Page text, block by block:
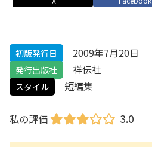
初版発行日 2009年7月20日
発行出版社 祥伝社
スタイル 短編集
私の評価 3.0